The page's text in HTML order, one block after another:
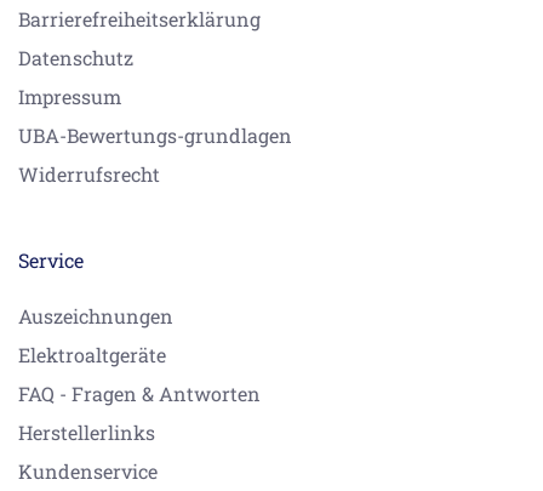
Barrierefreiheitserklärung
Datenschutz
Impressum
UBA-Bewertungs-grundlagen
Widerrufsrecht
Service
Auszeichnungen
Elektroaltgeräte
FAQ - Fragen & Antworten
Herstellerlinks
Kundenservice